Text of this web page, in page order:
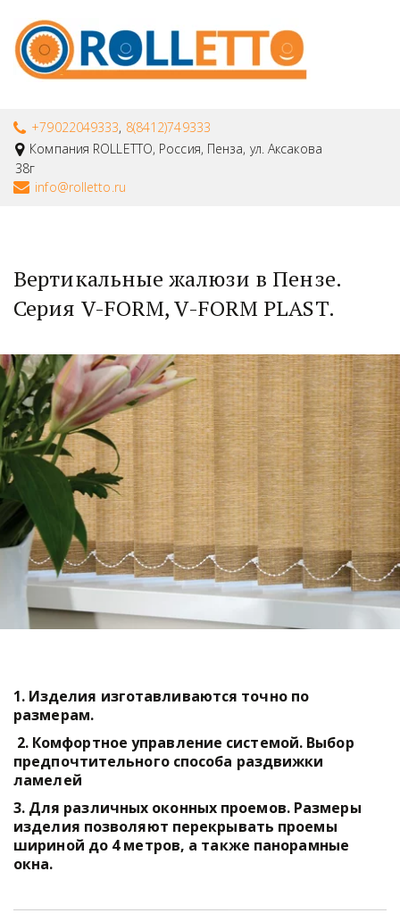
+79022049333, 8(8412)749333
Компания ROLLETTO, Россия, Пенза, ул. Аксакова
38г
info@rolletto.ru
Вертикальные жалюзи в Пензе.
Серия V-FORM, V-FORM PLAST.
1. Изделия изготавливаются точно по
размерам.
предпочтительного способа раздвижки
ламелей
3. Для различных оконных проемов. Размеры
изделия позволяют перекрывать проемы
шириной до 4 метров, а также панорамные
окна.